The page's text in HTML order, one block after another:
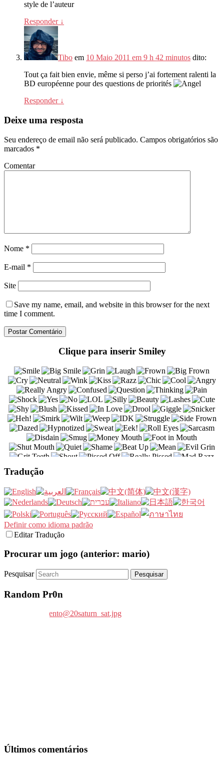
style de l’auteur
Responder ↓
Tibo em 10 Maio 2011 em 9 h 42 minutos dito:
Tout ça fait bien envie, même si perso j’ai fortement ralenti la
BD européenne pour des questions de priorités
Responder ↓
Deixe uma resposta
Seu endereço de email não será publicado. Campos obrigatórios são
marcados *
Comentar
Nome *
E-mail *
Site
Save my name, email, and website in this browser for the next
time I comment.
Clique para inserir Smiley
Tradução
Definir como idioma padrão
Editar Tradução
Procurar um jogo (anterior: mario)
Pesquisar
Random Pr0n
Últimos comentários